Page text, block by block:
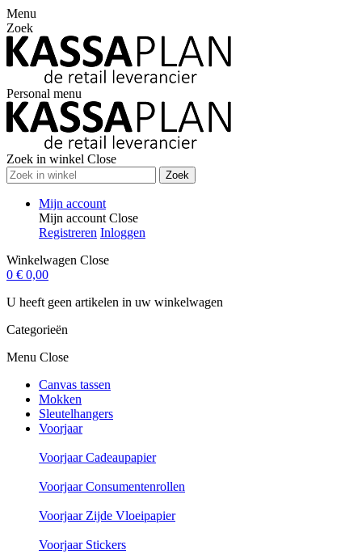
Menu
Zoek
Personal menu
Zoek in winkel Close
Zoek
Mijn account
Mijn account Close
Registreren Inloggen
Winkelwagen Close
0 € 0,00
U heeft geen artikelen in uw winkelwagen
Categorieën
Menu Close
Canvas tassen
Mokken
Sleutelhangers
Voorjaar
Voorjaar Cadeaupapier
Voorjaar Consumentenrollen
Voorjaar Zijde Vloeipapier
Voorjaar Stickers